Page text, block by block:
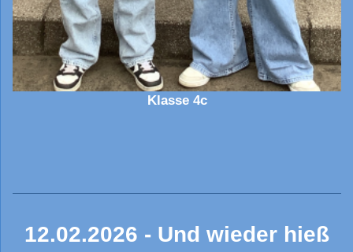
Klasse 4c
12.02.2026 - Und wieder hieß